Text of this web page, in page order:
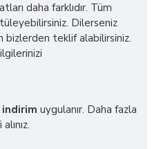
daha farklıdır. Tüm
Dilerseniz
teklif alabilirsiniz.
indirim uygulanır. Daha fazla